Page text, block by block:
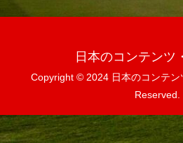
日本のコンテンツ
Copyright © 2024 日本のコンテ
Reserved.